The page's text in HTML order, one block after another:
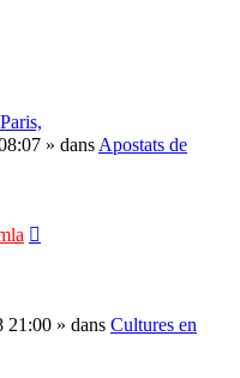
» dans Apostats de
21:00 » dans Cultures en